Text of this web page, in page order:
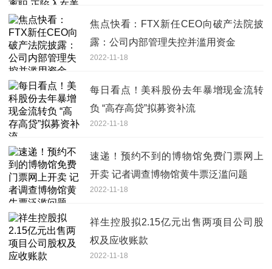
焦点快看：FTX新任CEO向破产法院披
露：公司内部管理失控并滥用资金
2022-11-18
每日看点！美科股份去年暴增现金流转
负 “高存高贷”拟募资补流
2022-11-18
速递！预约不到的博物馆免费门票网上
开卖 记者调查博物馆黄牛票泛滥问题
2022-11-18
祥生控股拟2.15亿元出售两项目公司股
权及应收账款
2022-11-18